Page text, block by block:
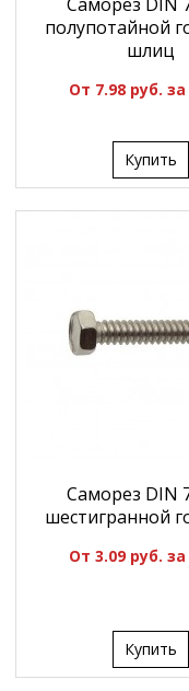
полупотайной
шлиц
От 7.98 руб.
Купить
Саморез DIN
шестигранной
От 3.09 руб.
Купить